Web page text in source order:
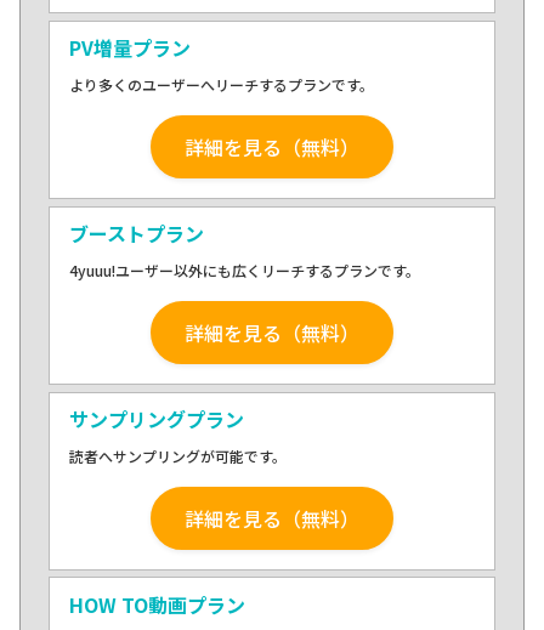
PV増量プラン
より多くのユーザーへリーチするプランです。
詳細を見る（無料）
ブーストプラン
4yuuu!ユーザー以外にも広くリーチするプランです。
詳細を見る（無料）
サンプリングプラン
読者へサンプリングが可能です。
詳細を見る（無料）
HOW TO動画プラン